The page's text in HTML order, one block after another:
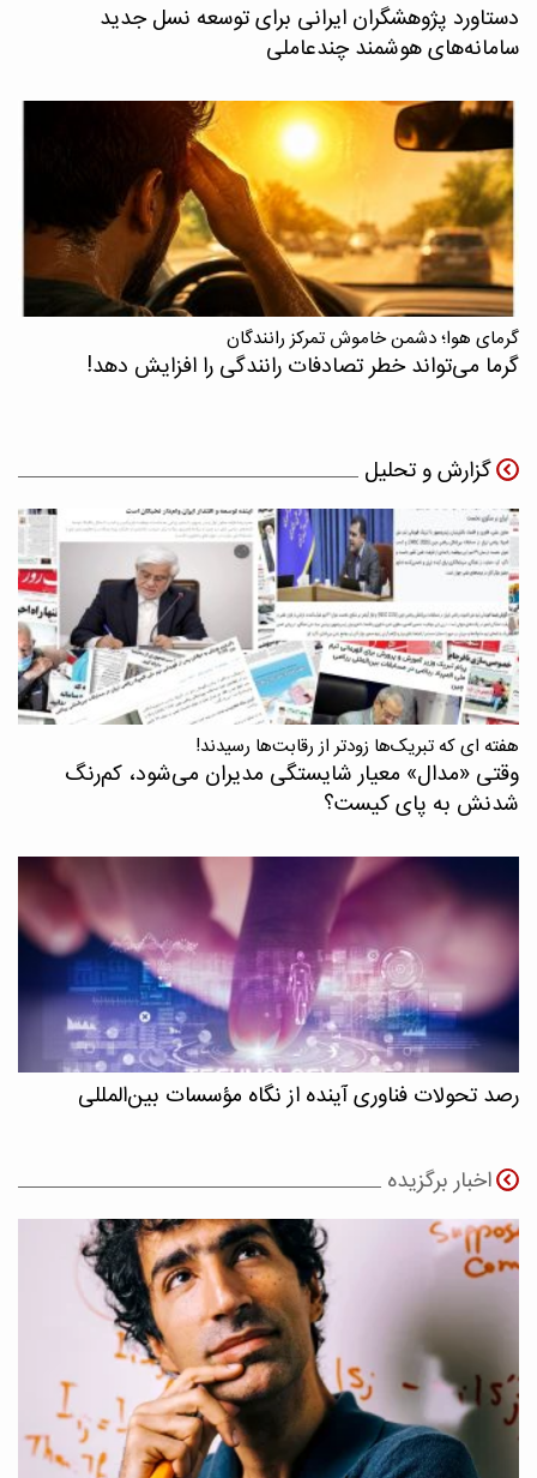
دستاورد پژوهشگران ایرانی برای توسعه نسل جدید
سامانه‌های هوشمند چندعاملی
گرمای هوا؛ دشمن خاموش تمرکز رانندگان
گرما می‌تواند خطر تصادفات رانندگی را افزایش دهد!
گزارش و تحلیل
هفته ای که تبریک‌ها زودتر از رقابت‌ها رسیدند!
وقتی «مدال‌» معیار شایستگی مدیران می‌شود، کم‌رنگ
شدنش به پای کیست؟
رصد تحولات فناوری آینده از نگاه مؤسسات بین‌المللی
اخبار برگزیده